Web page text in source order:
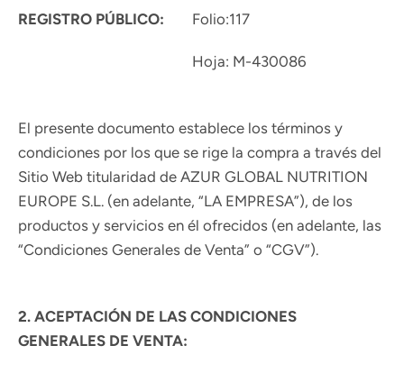
REGISTRO PÚBLICO: Folio:117
Hoja: M-430086
El presente documento establece los términos y
condiciones por los que se rige la compra a través del
Sitio Web titularidad de AZUR GLOBAL NUTRITION
EUROPE S.L. (en adelante, “LA EMPRESA”), de los
productos y servicios en él ofrecidos (en adelante, las
“Condiciones Generales de Venta” o “CGV”).
2. ACEPTACIÓN DE LAS CONDICIONES
GENERALES DE VENTA: